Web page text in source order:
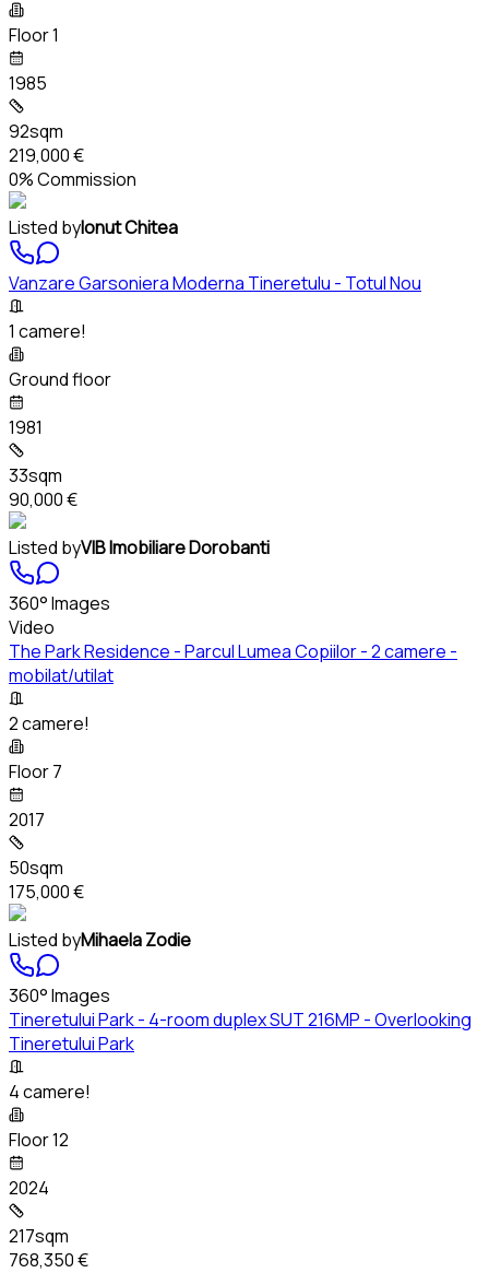
Floor 1
1985
92sqm
219,000 €
0% Commission
Listed byIonut Chitea
Vanzare Garsoniera Moderna Tineretulu - Totul Nou
1 camere!
Ground floor
1981
33sqm
90,000 €
Listed byVIB Imobiliare Dorobanti
360° Images
Video
The Park Residence - Parcul Lumea Copiilor - 2 camere -
mobilat/utilat
2 camere!
Floor 7
2017
50sqm
175,000 €
Listed byMihaela Zodie
360° Images
Tineretului Park - 4-room duplex SUT 216MP - Overlooking
Tineretului Park
4 camere!
Floor 12
2024
217sqm
768,350 €